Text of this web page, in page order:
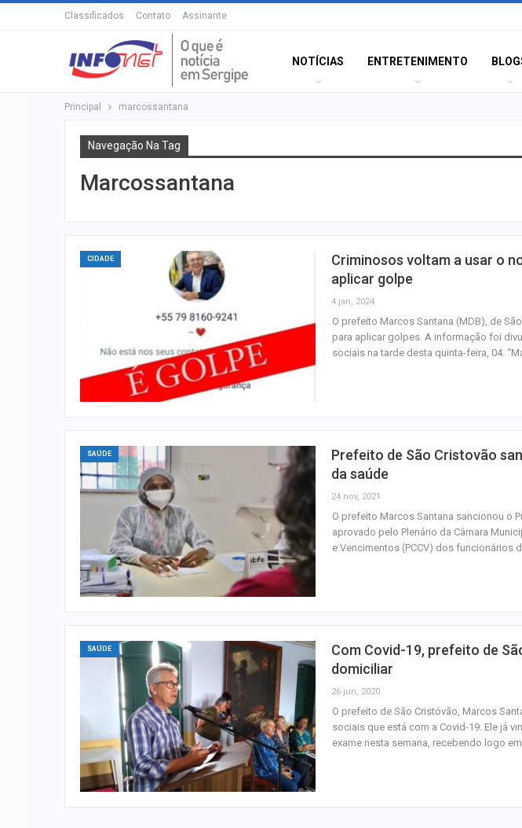
Classificados Contato Assinante
NOTÍCIAS ENTRETENIMENTO
Principal marcossantana
Navegação Na Tag
Marcossantana
CIDADE
Criminosos voltam a usar o
aplicar golpe
4 jan, 2024
O prefeito Marcos Santana (MDB), de
para aplicar golpes. A informação foi
sociais na tarde desta quinta-feira, 04.
SAÚDE
Prefeito de São Cristovão
da saúde
24 nov, 2021
O prefeito Marcos Santana sancionou o
aprovado pelo Plenário da Câmara
e Vencimentos (PCCV) dos funcionários
SAÚDE
Com Covid-19, prefeito de
domiciliar
26 jun, 2020
O prefeito de São Cristóvão, Marcos
sociais que está com a Covid-19. Ele já
exame nesta semana, recebendo logo